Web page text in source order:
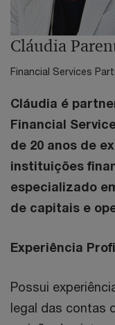
Cláudia
Financial Services
Cláudia é
Financial
de 20 anos de
instituições
especializado
de capitais e
Experiência
Possui
legal das contas